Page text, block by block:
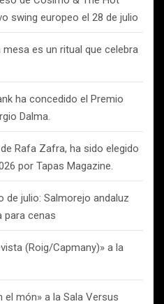
swing europeo el 28 de julio
es un ritual que celebra
ha concedido el Premio
Dalma.
Rafa Zafra, ha sido elegido
por Tapas Magazine.
de julio: Salmorejo andaluz
para cenas
(Roig/Capmany)» a la
el món» a la Sala Versus